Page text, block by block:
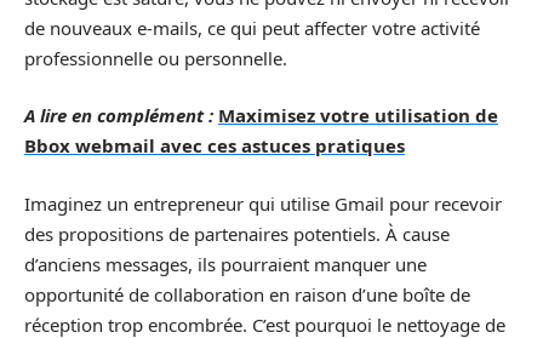
de nouveaux e-mails, ce qui peut affecter votre activité
professionnelle ou personnelle.
A lire en complément : Maximisez votre utilisation de
Bbox webmail avec ces astuces pratiques
Imaginez un entrepreneur qui utilise Gmail pour recevoir
des propositions de partenaires potentiels. À cause
d’anciens messages, ils pourraient manquer une
opportunité de collaboration en raison d’une boîte de
réception trop encombrée. C’est pourquoi le nettoyage de